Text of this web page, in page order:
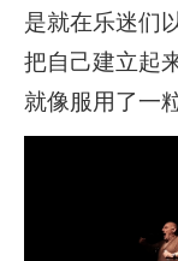
是就在乐迷们
把自己建立起
就像服用了一